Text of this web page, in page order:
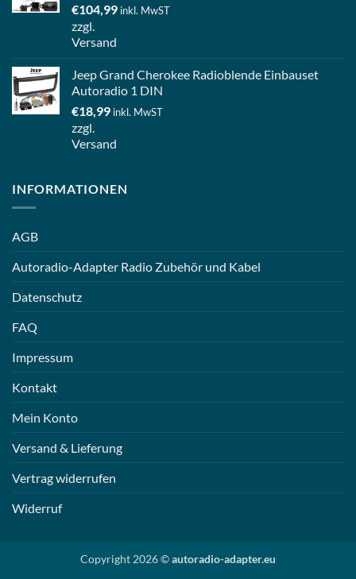
€104,99 inkl. MwST
zzgl.
Versand
Jeep Grand Cherokee Radioblende Einbauset
Autoradio 1 DIN
€18,99 inkl. MwST
zzgl.
Versand
INFORMATIONEN
AGB
Autoradio-Adapter Radio Zubehör und Kabel
Datenschutz
FAQ
Impressum
Kontakt
Mein Konto
Versand & Lieferung
Vertrag widerrufen
Widerruf
Copyright 2026 ©autoradio-adapter.eu